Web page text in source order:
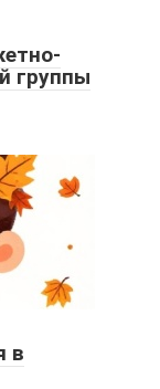
группы
в